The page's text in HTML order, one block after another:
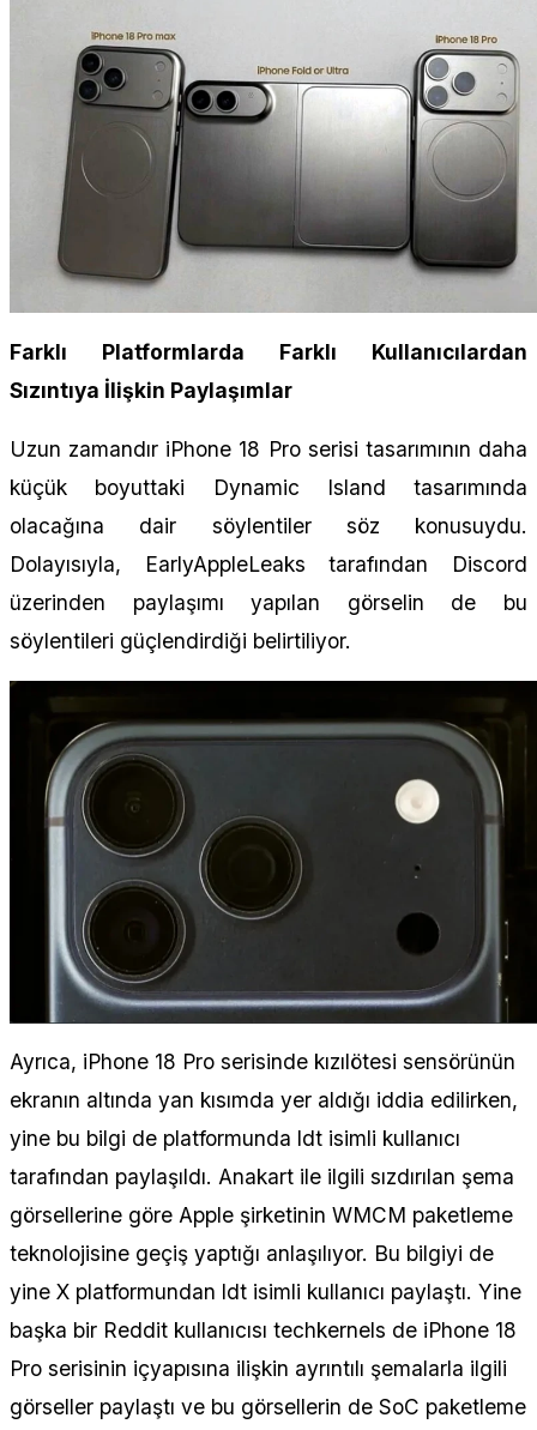
Farklı Platformlarda Farklı Kullanıcılardan
Sızıntıya İlişkin Paylaşımlar
Uzun zamandır iPhone 18 Pro serisi tasarımının daha
küçük boyuttaki Dynamic Island tasarımında
olacağına dair söylentiler söz konusuydu.
Dolayısıyla, EarlyAppleLeaks tarafından Discord
üzerinden paylaşımı yapılan görselin de bu
söylentileri güçlendirdiği belirtiliyor.
Ayrıca, iPhone 18 Pro serisinde kızılötesi sensörünün
ekranın altında yan kısımda yer aldığı iddia edilirken,
yine bu bilgi de platformunda ldt isimli kullanıcı
tarafından paylaşıldı. Anakart ile ilgili sızdırılan şema
görsellerine göre Apple şirketinin WMCM paketleme
teknolojisine geçiş yaptığı anlaşılıyor. Bu bilgiyi de
yine X platformundan ldt isimli kullanıcı paylaştı. Yine
başka bir Reddit kullanıcısı techkernels de iPhone 18
Pro serisinin içyapısına ilişkin ayrıntılı şemalarla ilgili
görseller paylaştı ve bu görsellerin de SoC paketleme